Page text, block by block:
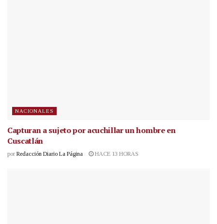
NACIONALES
Capturan a sujeto por acuchillar un hombre en
Cuscatlán
por Redacción Diario La Página HACE 13 HORAS